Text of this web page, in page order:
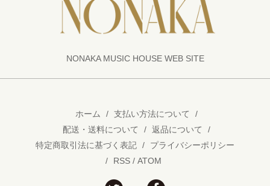
NONAKA MUSIC HOUSE WEB SITE
ホーム / 支払い方法について
/
配送・送料について
/ 返品について
/
特定商取引法に基づく表記 /
プライバシーポリシー
/
RSS / ATOM